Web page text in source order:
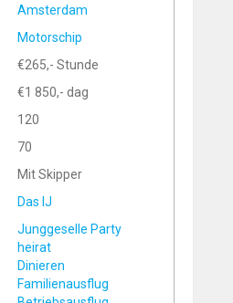
Amsterdam
Motorschip
€265,- Stunde
€1 850,- dag
120
70
Mit Skipper
Das IJ
Junggeselle Party
heirat
Dinieren
Familienausflug